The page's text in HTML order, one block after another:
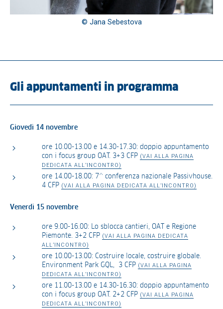
© Jana Sebestova
Gli appuntamenti in programma
Giovedì 14 novembre
ore 10.00-13.00 e 14.30-17.30: doppio appuntamento
con i focus group OAT. 3+3 CFP (VAI ALLA PAGINA
DEDICATA ALL’INCONTRO)
ore 14.00-18.00: 7^ conferenza nazionale Passivhouse.
4 CFP (VAI ALLA PAGINA DEDICATA ALL’INCONTRO)
Venerdì 15 novembre
ore 9.00-16.00: Lo sblocca cantieri, OAT e Regione
Piemonte. 3+2 CFP (VAI ALLA PAGINA DEDICATA
ALL’INCONTRO)
ore 10.00-13.00: Costruire locale, costruire globale.
Environment Park GQL, 3 CFP (VAI ALLA PAGINA
DEDICATA ALL’INCONTRO)
ore 11.00-13.00 e 14.30-16.30: doppio appuntamento
con i focus group OAT. 2+2 CFP (VAI ALLA PAGINA
DEDICATA ALL’INCONTRO)